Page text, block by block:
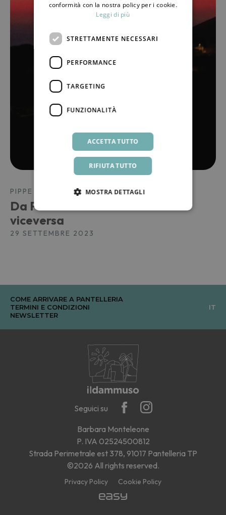
PIPPE D'ALTURA
Da Palermo a Pantelleria o
viceversa
29 SETTEMBRE 2023
COME ARRIVARE A PANTELLERIA
TERMINI E CONDIZIONI
NEWSLETTER
IT
Seguici su
Barbara Monteleone
P. IVA 02524500812
Strada Perimetrale est 378, 91017 Pantelleria TP
©2026 All rights reserved.
Privacy Policy Cookie Policy
conformità con la nostra policy per i cookie.
Leggi di più
STRETTAMENTE NECESSARI
PERFORMANCE
TARGETING
FUNZIONALITÀ
ACCETTA TUTTO
RIFIUTA TUTTO
MOSTRA DETTAGLI